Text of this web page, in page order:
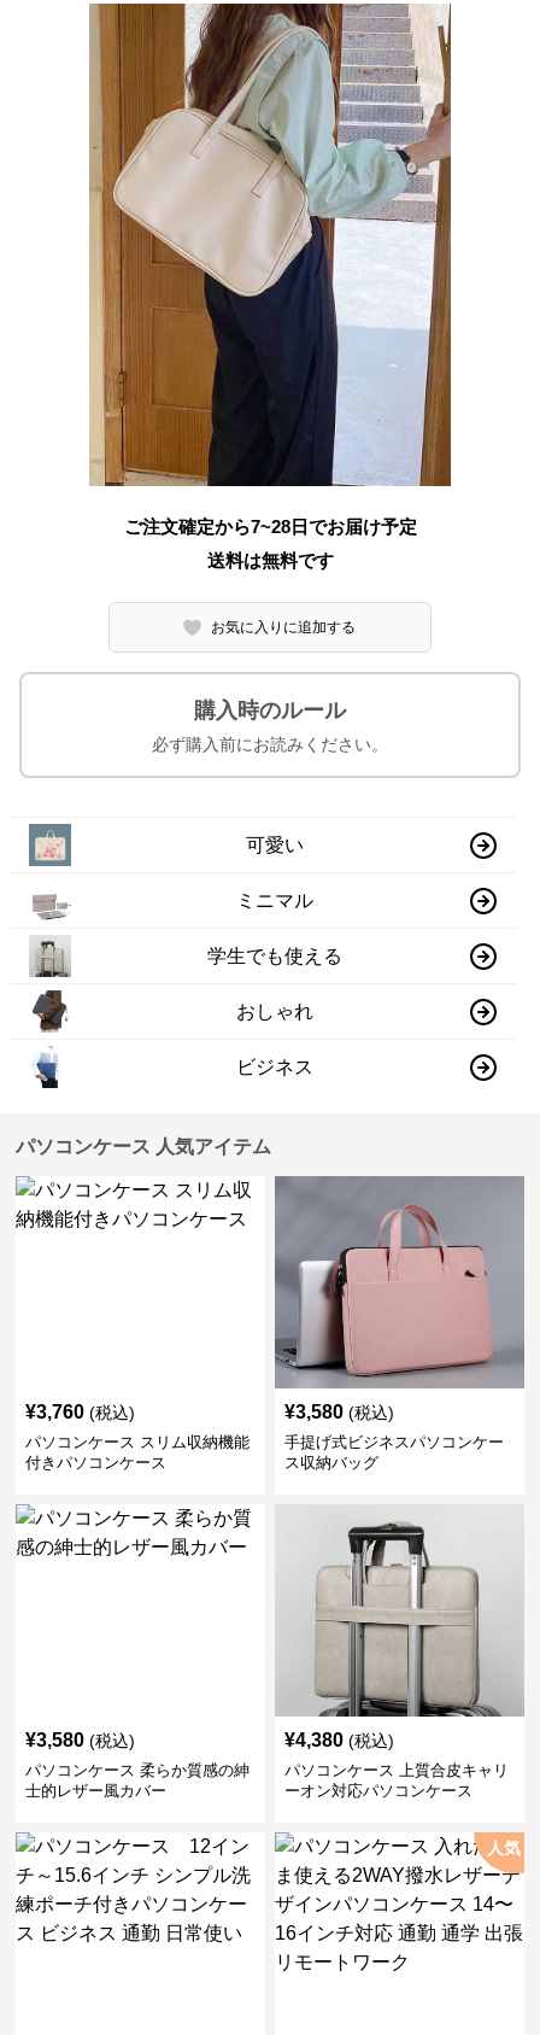
ご注文確定から7~28日でお届け予定
送料は無料です
お気に入りに追加する
購入時のルール
必ず購入前にお読みください。
可愛い
ミニマル
学生でも使える
おしゃれ
ビジネス
パソコンケース 人気アイテム
¥3,760 (税込)
パソコンケース スリム収納機能
付きパソコンケース
¥3,580 (税込)
手提げ式ビジネスパソコンケー
ス収納バッグ
¥3,580 (税込)
パソコンケース 柔らか質感の紳
士的レザー風カバー
¥4,380 (税込)
パソコンケース 上質合皮キャリ
ーオン対応パソコンケース
人気